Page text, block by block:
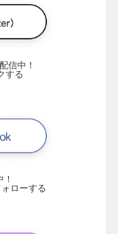
信中！
する
ローする